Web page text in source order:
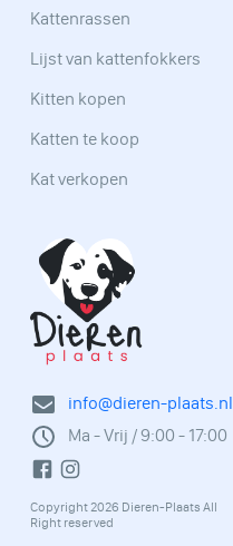
info@dieren-plaats.nl
Ma - Vrij / 9:00 - 17:00
Copyright 2026 Dieren-Plaats All
Right reserved
Kattenrassen
Lijst van kattenfokkers
Kitten kopen
Katten te koop
Kat verkopen